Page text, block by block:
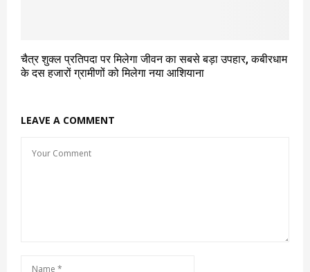
चैत्र शुक्ल प्रतिपदा पर मिलेगा जीवन का सबसे बड़ा उपहार, कबीरधाम
के दस हजारों ग्रामीणों को मिलेगा नया आशियाना
LEAVE A COMMENT